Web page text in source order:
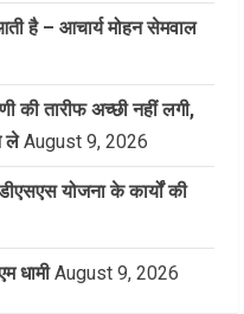
है – आचार्य मोहन सेमवाल
तारीफ अच्छी नहीं लगी,
ले August 9, 2026
योजना के कार्यों की
धामी August 9, 2026